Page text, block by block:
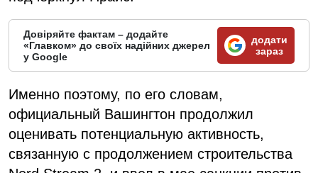
Довіряйте фактам – додайте
«Главком» до своїх надійних джерел
у Google
додати
зараз
Именно поэтому, по его словам,
официальный Вашингтон продолжил
оценивать потенциальную активность,
связанную с продолжением строительства